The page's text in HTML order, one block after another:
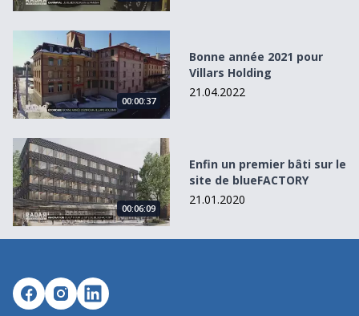
Bonne année 2021 pour Villars Holding
00:00:37
Bonne année 2021 pour
Villars Holding
21.04.2022
Enfin un premier bâti sur le site de blueFACTORY
00:06:09
Enfin un premier bâti sur le
site de blueFACTORY
21.01.2020